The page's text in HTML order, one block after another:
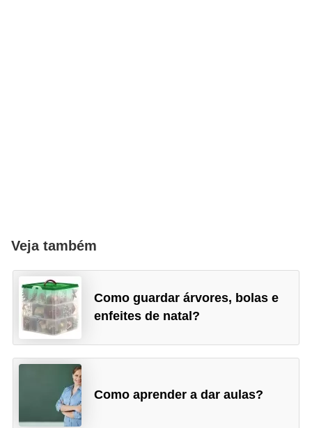
Veja também
Como guardar árvores, bolas e
enfeites de natal?
Como aprender a dar aulas?